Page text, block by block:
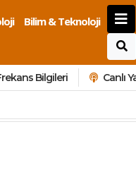
Bilim & Teknoloji
Bilgileri Canlı